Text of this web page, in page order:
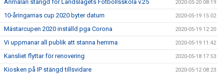
Anmälan stängd för Landslagets Fotbollsskola v.25 2020-05-20 08:19
10-åringarnas cup 2020 byter datum 2020-05-19 15:02
Mästarcupen 2020 inställd pga Corona 2020-05-19 12:20
Vi uppmanar all publik att stanna hemma 2020-05-19 11:42
Kansliet flyttar för renovering 2020-05-18 17:53
Kiosken på IP stängd tillsvidare 2020-05-12 08:23